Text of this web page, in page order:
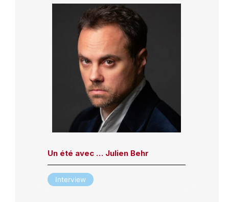
Un été avec … Julien Behr
Interview